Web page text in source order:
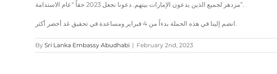
مزدهر لجميع الذين يدعون الإمارات بيتهم. دعونا نجعل 2023 حقاً “عام الاستدامة”.
انضم إلينا في هذه الحملة بدءاً من 4 فبراير ومساعدة في تحقيق غد أخضر أكثر.
By Sri Lanka Embassy Abudhabi | February 2nd, 2023